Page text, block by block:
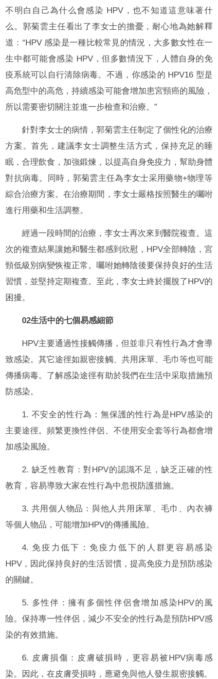
不明白自己為什么會感染 HPV，也不知道這意味著什
么。郭菊雲主任看出了李女士的擔憂，耐心地為她解釋
道：“HPV 感染是一種比較常見的情況，大多數女性在一
生中都可能會感染 HPV，但多數情況下，人體自身的免
疫系統可以自行清除病毒。不過，你感染的 HPV16 型是
高危型中的高危，持續感染可能會增加患宮頸癌的風險，
所以需要密切關注並進一步檢查和治療。”
針對李女士的病情，郭菊雲主任制定了個性化的治療
方案。首先，建議李女士調整生活方式，保持充足的睡
眠，合理飲食，加強鍛煉，以提高自身免疫力，幫助身體
對抗病毒。同時，郭菊雲主任為李女士采用藥物+物理等
綜合治療方案。在治療期間，李女士嚴格按照醫生的囑咐
進行用藥和生活調整。
經過一段時間的治療，李女士再次來到醫院複查。這
次的複查結果讓她和醫生都感到欣慰，HPV全部轉陰，宮
頸低級別病變恢複正常。囑咐她轉陰後要保持良好的生活
習慣，並堅持定期複查。至此，李女士終於擺脫了HPV的
困擾。
02生活中的七個易感細節
HPV主要通過性接觸傳播，但並非只有性行為才會導
致感染。其它途徑如親密接觸、共用床單、毛巾等也可能
傳播病毒。了解感染途徑有助於我們在生活中采取措施預
防感染。
1. 不安全的性行為：無保護的性行為是HPV感染的
主要途徑。頻繁更換性伴侶、不使用安全套等行為都會增
加感染風險。
2. 缺乏性教育：對HPV的認識不足，缺乏正確的性
教育，容易導致大家在性行為中忽視防護措施。
3. 共用個人物品：與他人共用床單、毛巾、內衣褲
等個人物品，可能增加HPV的傳播風險。
4. 免疫力低下：免疫力低下的人群更容易感染
HPV，因此保持良好的生活習慣，提高免疫力是預防感染
的關鍵。
5. 多性伴：擁有多個性伴侶會增加感染HPV的風
險。保持專一性伴侶，減少不安全的性行為是預防HPV感
染的有效措施。
6. 皮膚損傷：皮膚破損時，更容易被HPV病毒感
染。因此，在皮膚受損時，應避免與他人發生親密接觸。